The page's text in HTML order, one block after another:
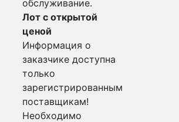
обслуживание.
Лот с открытой
ценой
Информация о
заказчике доступна
только
зарегистрированным
поставщикам!
Необходимо